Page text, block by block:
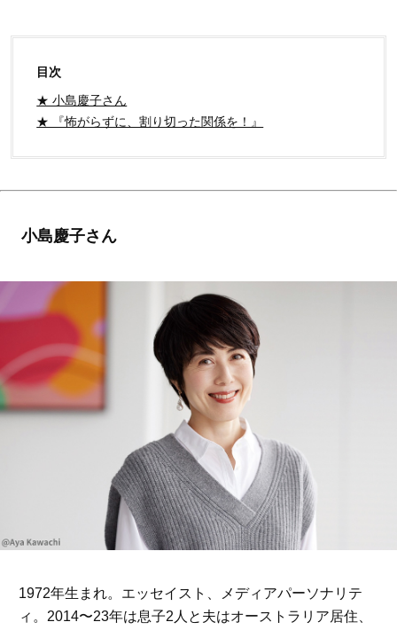
目次
★ 小島慶子さん
★ 『怖がらずに、割り切った関係を！』
小島慶子さん
1972年生まれ。エッセイスト、メディアパーソナリテ
ィ。2014〜23年は息子2人と夫はオーストラリア居住、